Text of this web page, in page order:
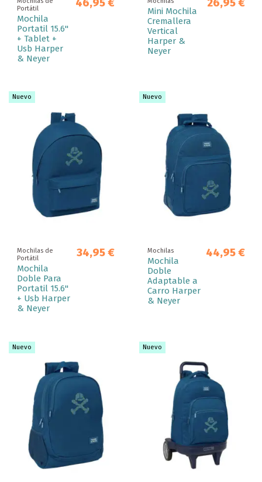
Portátil
Mochila
Portatil 15.6"
+ Tablet +
Usb Harper
& Neyer
46,95 €
Mini Mochila
Cremallera
Vertical
Harper &
Neyer
26,95 €
Nuevo
Mochilas de
Portátil
Mochila
Doble Para
Portatil 15.6"
+ Usb Harper
& Neyer
34,95 €
Nuevo
Mochilas
Mochila
Doble
Adaptable a
Carro Harper
& Neyer
44,95 €
Nuevo Nuevo